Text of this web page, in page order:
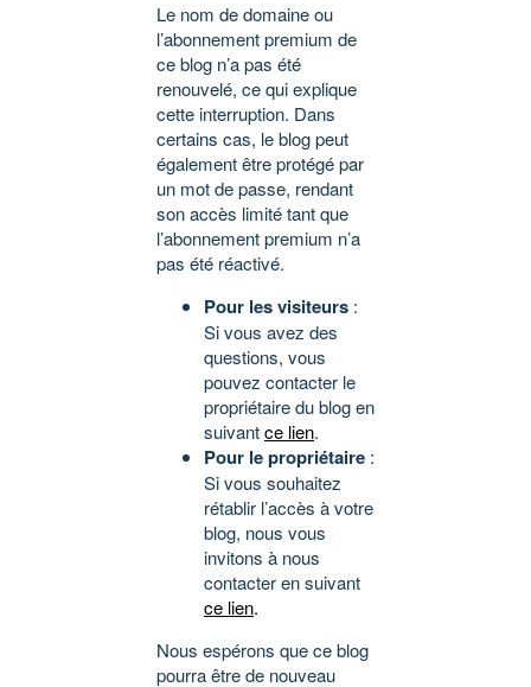
Le nom de domaine ou
l’abonnement premium de
ce blog n’a pas été
renouvelé, ce qui explique
cette interruption. Dans
certains cas, le blog peut
également être protégé par
un mot de passe, rendant
son accès limité tant que
l’abonnement premium n’a
pas été réactivé.
Pour les visiteurs :
Si vous avez des
questions, vous
pouvez contacter le
propriétaire du blog en
suivantce lien.
Pour le propriétaire :
Si vous souhaitez
rétablir l’accès à votre
blog, nous vous
invitons à nous
contacter en suivant
ce lien.
Nous espérons que ce blog
pourra être de nouveau